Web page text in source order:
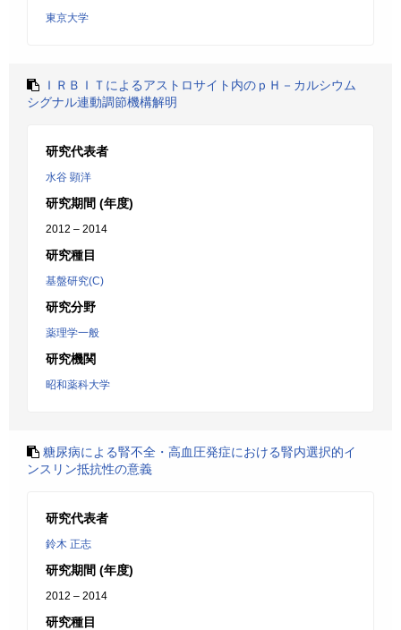
東京大学
ＩＲＢＩＴによるアストロサイト内のｐＨ－カルシウム
シグナル連動調節機構解明
研究代表者
水谷 顕洋
研究期間 (年度)
2012 – 2014
研究種目
基盤研究(C)
研究分野
薬理学一般
研究機関
昭和薬科大学
糖尿病による腎不全・高血圧発症における腎内選択的イ
ンスリン抵抗性の意義
研究代表者
鈴木 正志
研究期間 (年度)
2012 – 2014
研究種目